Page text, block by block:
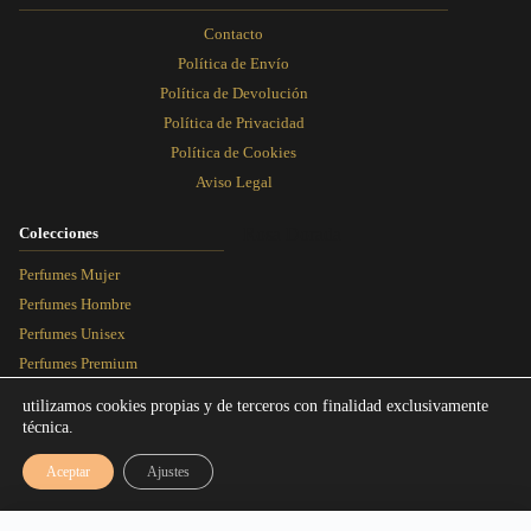
Contacto
Política de Envío
Política de Devolución
Política de Privacidad
Política de Cookies
Aviso Legal
Colecciones
Perfumes Mujer
Perfumes Hombre
Perfumes Unisex
Perfumes Premium
Artículos
Equivalencias
utilizamos cookies propias y de terceros con finalidad exclusivamente
técnica.
Aceptar Ajustes